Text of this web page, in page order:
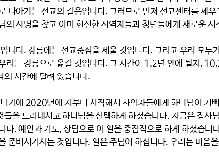
나아가는 선교의 걸음입니다. 그러므로 먼저 선교센터를 세우
의 사명을 찾고 이미 헌신한 사역자들과 청년들에게 새로운 시
리는 강릉으로 옮길 것입니다. 그 시간이 1,2년 안에 될지,
의 시간에 달려 있습니다.
들을 드러내시고 하나님을 선택하게 하셨습니다. 지금은 집사
다. 예언과 기도, 상담으로 이 일을 중점적으로 하게 하셨습니
준비시키시는 것입니다. 일은 주님이 하십니다. 우리는 마음